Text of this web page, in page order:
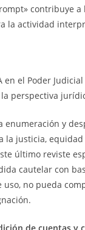
contribuye
la actividad
el Poder
perspectiva
y
la justicia,
último reviste
cautelar con
no pueda